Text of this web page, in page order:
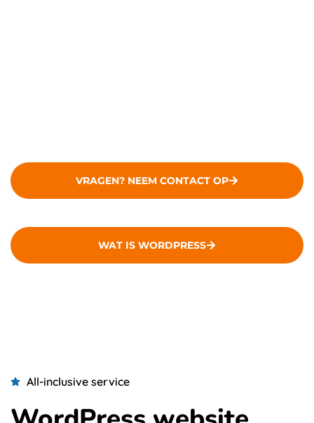
VRAGEN? NEEM CONTACT OP
WAT IS WORDPRESS
All-inclusive service